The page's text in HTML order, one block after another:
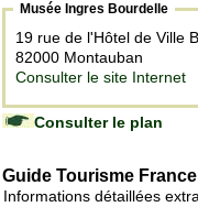
Musée Ingres Bourdelle
19 rue de l'Hôtel de Ville
82000 Montauban
Consulter le site Internet
Consulter le plan
Guide Tourisme France
Informations détaillées